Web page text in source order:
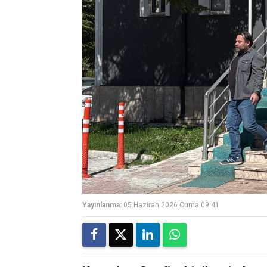
Yayınlanma: 05 Haziran 2026 Cuma 09:41